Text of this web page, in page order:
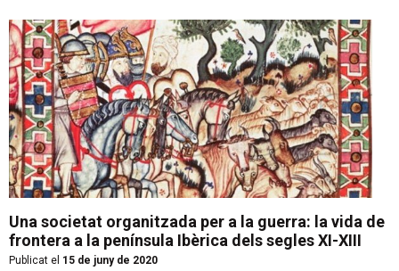
Una societat organitzada per a la guerra: la vida de
frontera a la península Ibèrica dels segles XI-XIII
Publicat el 15 de juny de 2020